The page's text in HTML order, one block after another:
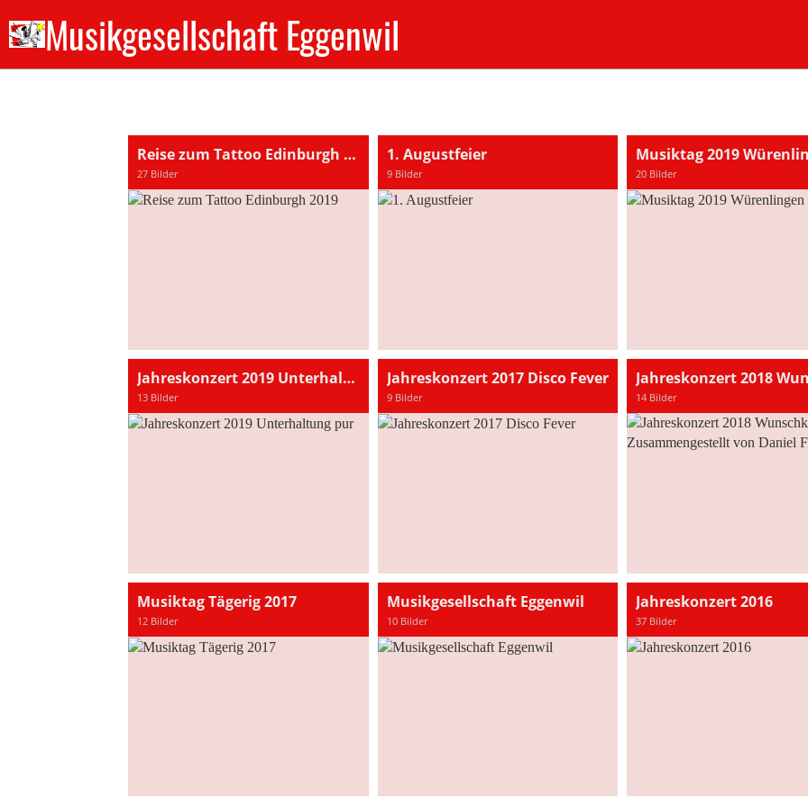
Musikgesellschaft Eggenwil
Reise zum Tattoo Edinburgh 2019
27 Bilder
1. Augustfeier
9 Bilder
Musiktag 2019
20 Bilder
Jahreskonzert 2019 Unterhaltung pur
13 Bilder
Jahreskonzert 2017 Disco Fever
9 Bilder 14 Bilder
Musiktag Tägerig 2017
12 Bilder
Musikgesellschaft Eggenwil
10 Bilder
Jahreskonzert 2016
37 Bilder